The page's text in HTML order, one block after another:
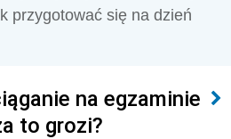
przygotować się na dzień
na egzaminie
to grozi?